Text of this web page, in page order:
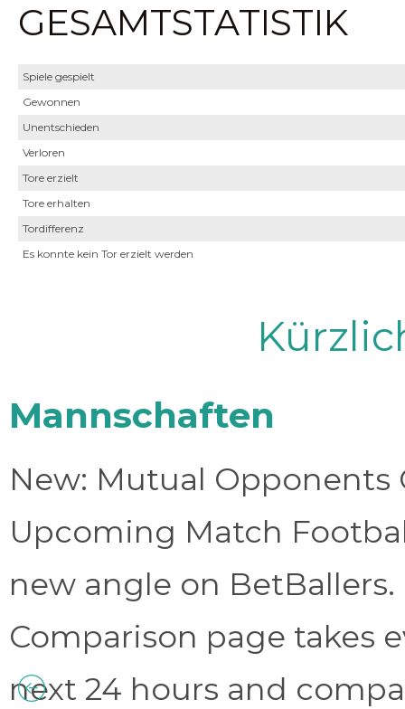
GESAMTSTATISTIK
Spiele gespielt
Gewonnen
Unentschieden
Verloren
Tore erzielt
Tore erhalten
Tordifferenz
Es konnte kein Tor erzielt werden
Mannschaften
New: Mutual Opponents
Upcoming Match
new angle on
Comparison page takes
next 24 hours and